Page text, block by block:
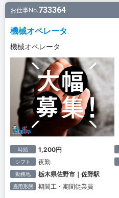
お仕事No.733364
機械オペレータ
機械オペレータ
時給 1,200円
シフト 夜勤
勤務地 栃木県佐野市｜佐野駅
雇用形態 期間工・期間従業員